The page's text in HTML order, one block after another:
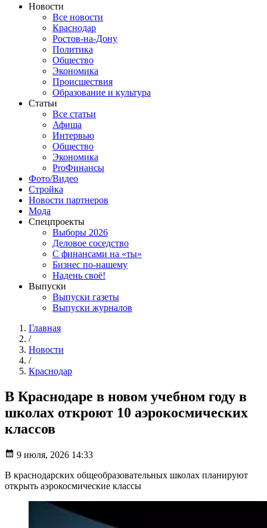
Новости
Все новости
Краснодар
Ростов-на-Дону
Политика
Общество
Экономика
Происшествия
Образование и культура
Статьи
Все статьи
Афиша
Интервью
Общество
Экономика
ProФинансы
Фото/Видео
Стройка
Новости партнеров
Мода
Спецпроекты
Выборы 2026
Деловое соседство
С финансами на «ты»
Бизнес по-нашему
Надень своё!
Выпуски
Выпуски газеты
Выпуски журналов
Главная
/
Новости
/
Краснодар
В Краснодаре в новом учебном году в
школах откроют 10 аэрокосмических
классов
9 июля, 2026 14:33
В краснодарских общеобразовательных школах планируют
открыть аэрокосмические классы